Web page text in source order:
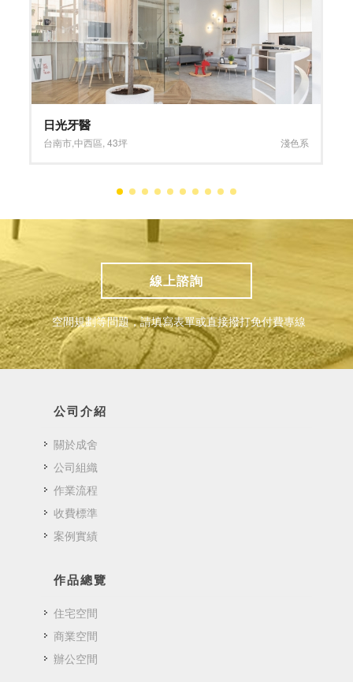
Holo+Face 義享店
高雄市,新興區 ,81坪 大坪數,淺色系
線上諮詢
空間規劃等問題，請填寫表單或直接撥打免付費專線
公司介紹
關於成舍
公司組織
作業流程
收費標準
案例實績
作品總覽
住宅空間
商業空間
辦公空間